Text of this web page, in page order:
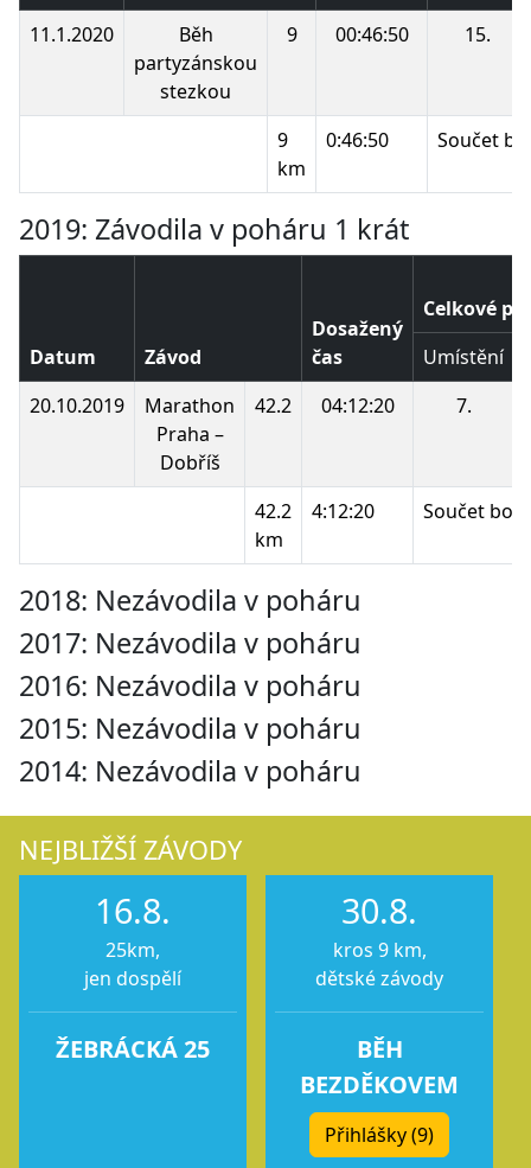
11.1.2020
Běh
partyzánskou
stezkou
9 00:46:50 15.
9
km
0:46:50 Součet
2019: Závodila v poháru 1 krát
Datum Závod
Dosažený
čas
Celkové
Umístění
20.10.2019
Marathon
Praha –
Dobříš
42.2 04:12:20 7.
42.2
km
4:12:20 Součet
2018: Nezávodila v poháru
2017: Nezávodila v poháru
2016: Nezávodila v poháru
2015: Nezávodila v poháru
2014: Nezávodila v poháru
NEJBLIŽŠÍ ZÁVODY
16.8.
25km,
jen dospělí
ŽEBRÁCKÁ 25
30.8.
kros 9 km,
dětské závody
BĚH
BEZDĚKOVEM
Přihlášky (9)